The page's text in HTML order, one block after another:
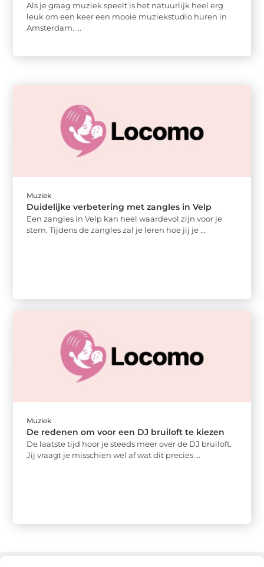
Als je graag muziek speelt is het natuurlijk heel erg
leuk om een keer een mooie muziekstudio huren in
Amsterdam. ...
Muziek
Duidelijke verbetering met zangles in Velp
Een zangles in Velp kan heel waardevol zijn voor je
stem. Tijdens de zangles zal je leren hoe jij je ...
Muziek
De redenen om voor een DJ bruiloft te kiezen
De laatste tijd hoor je steeds meer over de DJ bruiloft.
Jij vraagt je misschien wel af wat dit precies ...